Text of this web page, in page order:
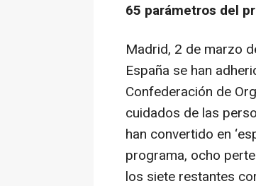
65 parámetros del
Madrid, 2 de marzo
España se han
Confederación de
cuidados de las
han convertido en
programa, ocho
los siete restantes